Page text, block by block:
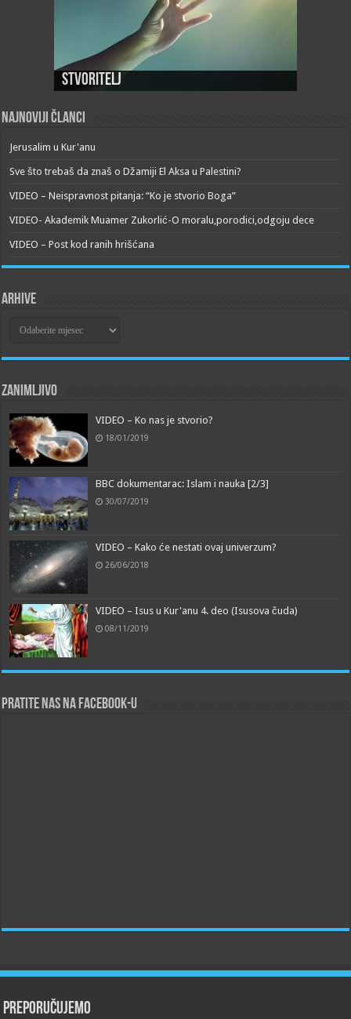
Stvoritelj
Najnoviji članci
Jerusalim u Kur'anu
Sve što trebaš da znaš o Džamiji El Aksa u Palestini?
VIDEO – Neispravnost pitanja: “Ko je stvorio Boga”
VIDEO- Akademik Muamer Zukorlić-O moralu,porodici,odgoju dece
VIDEO – Post kod ranih hrišćana
Arhive
Zanimljivo
VIDEO – Ko nas je stvorio?
18/01/2019
BBC dokumentarac: Islam i nauka [2/3]
30/07/2019
VIDEO – Kako će nestati ovaj univerzum?
26/06/2018
VIDEO – Isus u Kur'anu 4. deo (Isusova čuda)
08/11/2019
Pratite nas na Facebook-u
Preporučujemo